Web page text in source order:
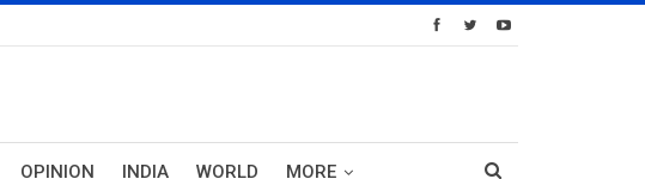
OPINION INDIA WORLD MORE